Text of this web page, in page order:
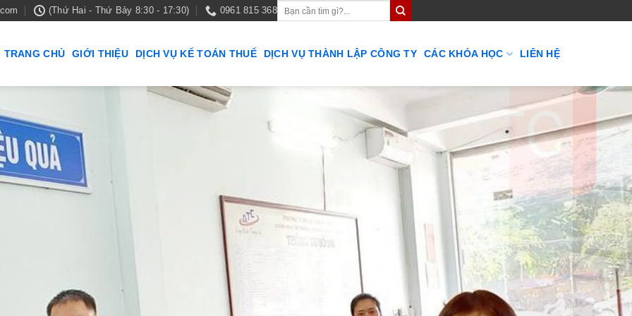
(Thứ Hai - Thứ Bảy 8:30 - 17:30) 0961 815 368
TRANG CHỦ GIỚI THIỆU DỊCH VỤ KẾ TOÁN THUẾ DỊCH VỤ THÀNH LẬP CÔNG TY CÁC KHÓA HỌC LIÊN HỆ